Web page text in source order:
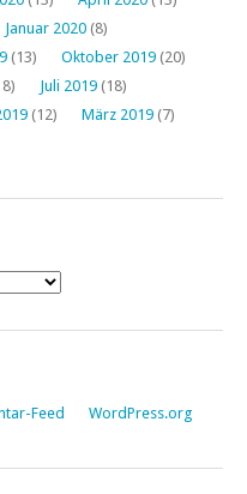
Januar 2020 (8)
(13) Oktober 2019 (20)
Juli 2019 (18)
(12) März 2019 (7)
Feed WordPress.org